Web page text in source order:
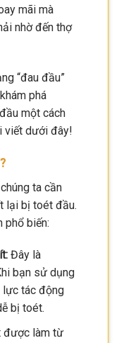
mãi mà
nhờ đến thợ
“đau đầu”
phá
một cách
viết dưới đây!
ta cần
lại bị toét đầu.
phổ biến:
Đây là
bạn sử dụng
lực tác động
bị toét.
làm từ